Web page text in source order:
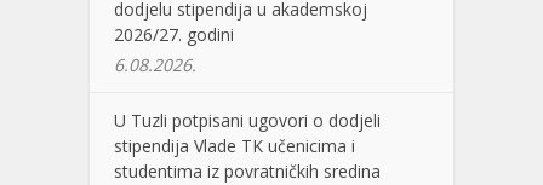
dodjelu stipendija u akademskoj
2026/27. godini
6.08.2026.
U Tuzli potpisani ugovori o dodjeli
stipendija Vlade TK učenicima i
studentima iz povratničkih sredina